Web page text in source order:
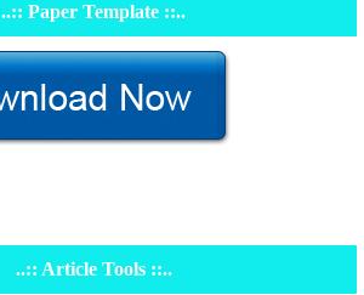
..:: Paper Template ::..
..:: Article Tools ::..